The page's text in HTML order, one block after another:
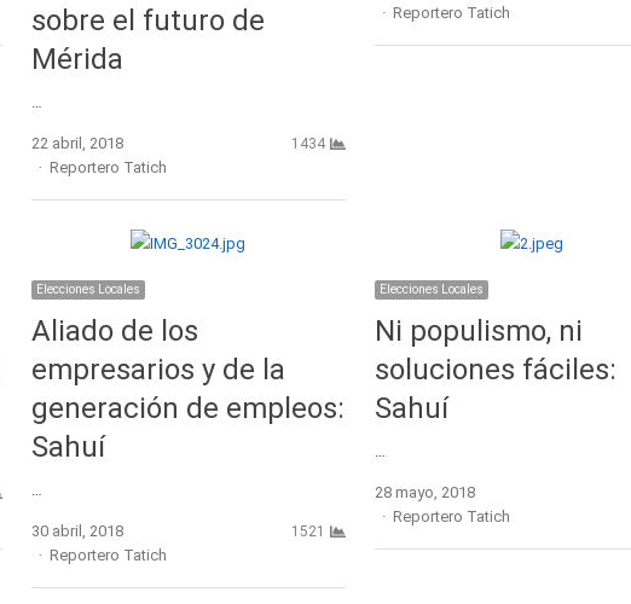
sobre el futuro de
Mérida
22 abril, 2018
Author
Reportero Tatich
1434
Author
Reportero Tatich
Elecciones Locales
Aliado de los
empresarios y de la
generación de empleos:
Sahuí
30 abril, 2018
Author
Reportero Tatich
1521
Elecciones Locales
Ni populismo, ni
soluciones fáciles:
Sahuí
28 mayo, 2018
Author
Reportero Tatich